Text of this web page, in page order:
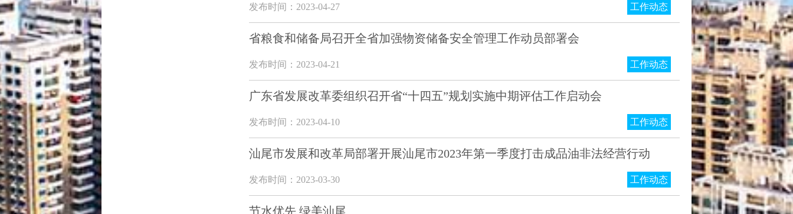
发布时间：2023-04-27 工作动态
省粮食和储备局召开全省加强物资储备安全管理工作动员部署会
发布时间：2023-04-21 工作动态
广东省发展改革委组织召开省“十四五”规划实施中期评估工作启动会
发布时间：2023-04-10 工作动态
汕尾市发展和改革局部署开展汕尾市2023年第一季度打击成品油非法经营行动
发布时间：2023-03-30 工作动态
节水优先 绿美汕尾